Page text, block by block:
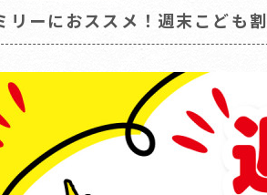
リーにおススメ！週末こども割